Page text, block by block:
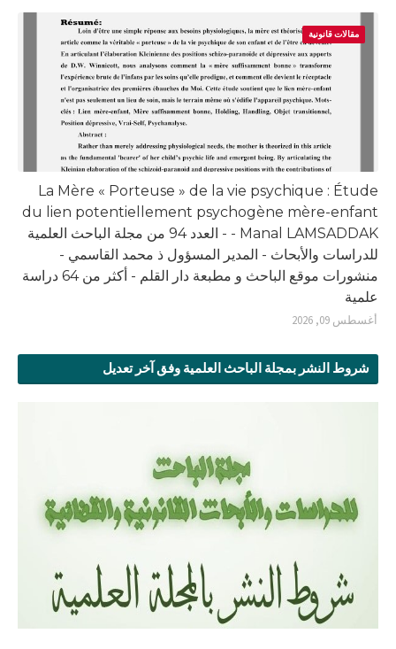
مقالات قانونية
La Mère « Porteuse » de la vie psychique : Étude
du lien potentiellement psychogène mère-enfant
- Manal LAMSADDAK - العدد 94 من مجلة الباحث العلمية
للدراسات والأبحاث - المدير المسؤول ذ محمد القاسمي -
منشورات موقع الباحث و مطبعة دار القلم - أكثر من 64 دراسة
علمية
أغسطس 09, 2026
شروط النشر بمجلة الباحث العلمية وفق آخر تعديل